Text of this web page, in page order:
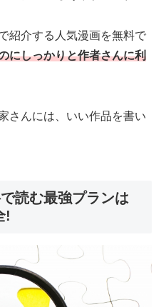
紹介する人気漫画を無料で
にしっかりと作者さんに利
さんには、いい作品を書い
読む最強プランは
!